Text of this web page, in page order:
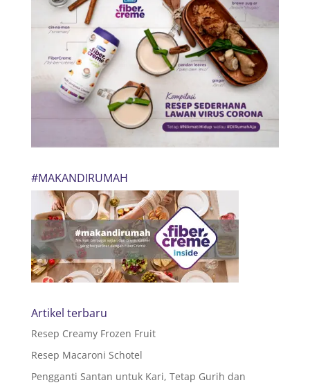
#MAKANDIRUMAH
Artikel terbaru
Resep Creamy Frozen Fruit
Resep Macaroni Schotel
Pengganti Santan untuk Kari, Tetap Gurih dan